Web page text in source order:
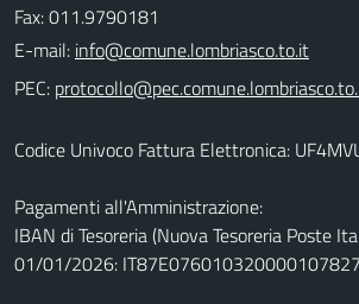
Fax: 011.9790181
E-mail:
PEC:
Codice Univoco Fattura Elettronica:
Pagamenti all'Amministrazione:
IBAN di Tesoreria (Nuova Tesoreria Poste
01/01/2026: